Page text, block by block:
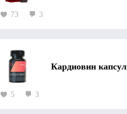
73 3
Кардиовин
5 3